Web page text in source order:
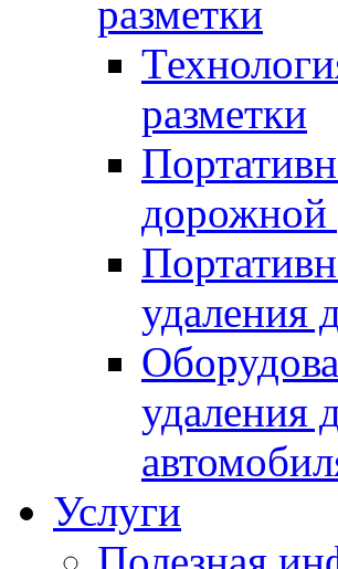
разметки
разметки
дорожной
удаления
удаления
Услуги